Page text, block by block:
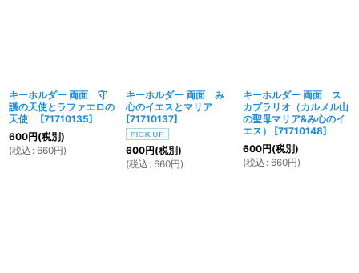
キーホルダー 両面 守
護の天使とラファエロの
天使
[71710135]
600円(税別)
(税込 : 660円)
キーホルダー 両面 み
心のイエスとマリア
[71710137]
600円(税別)
(税込 : 660円)
キーホルダー 両面 ス
カプラリオ（カルメル山
の聖母マリア&み心のイ
エス）
[71710148]
600円(税別)
(税込 : 660円)